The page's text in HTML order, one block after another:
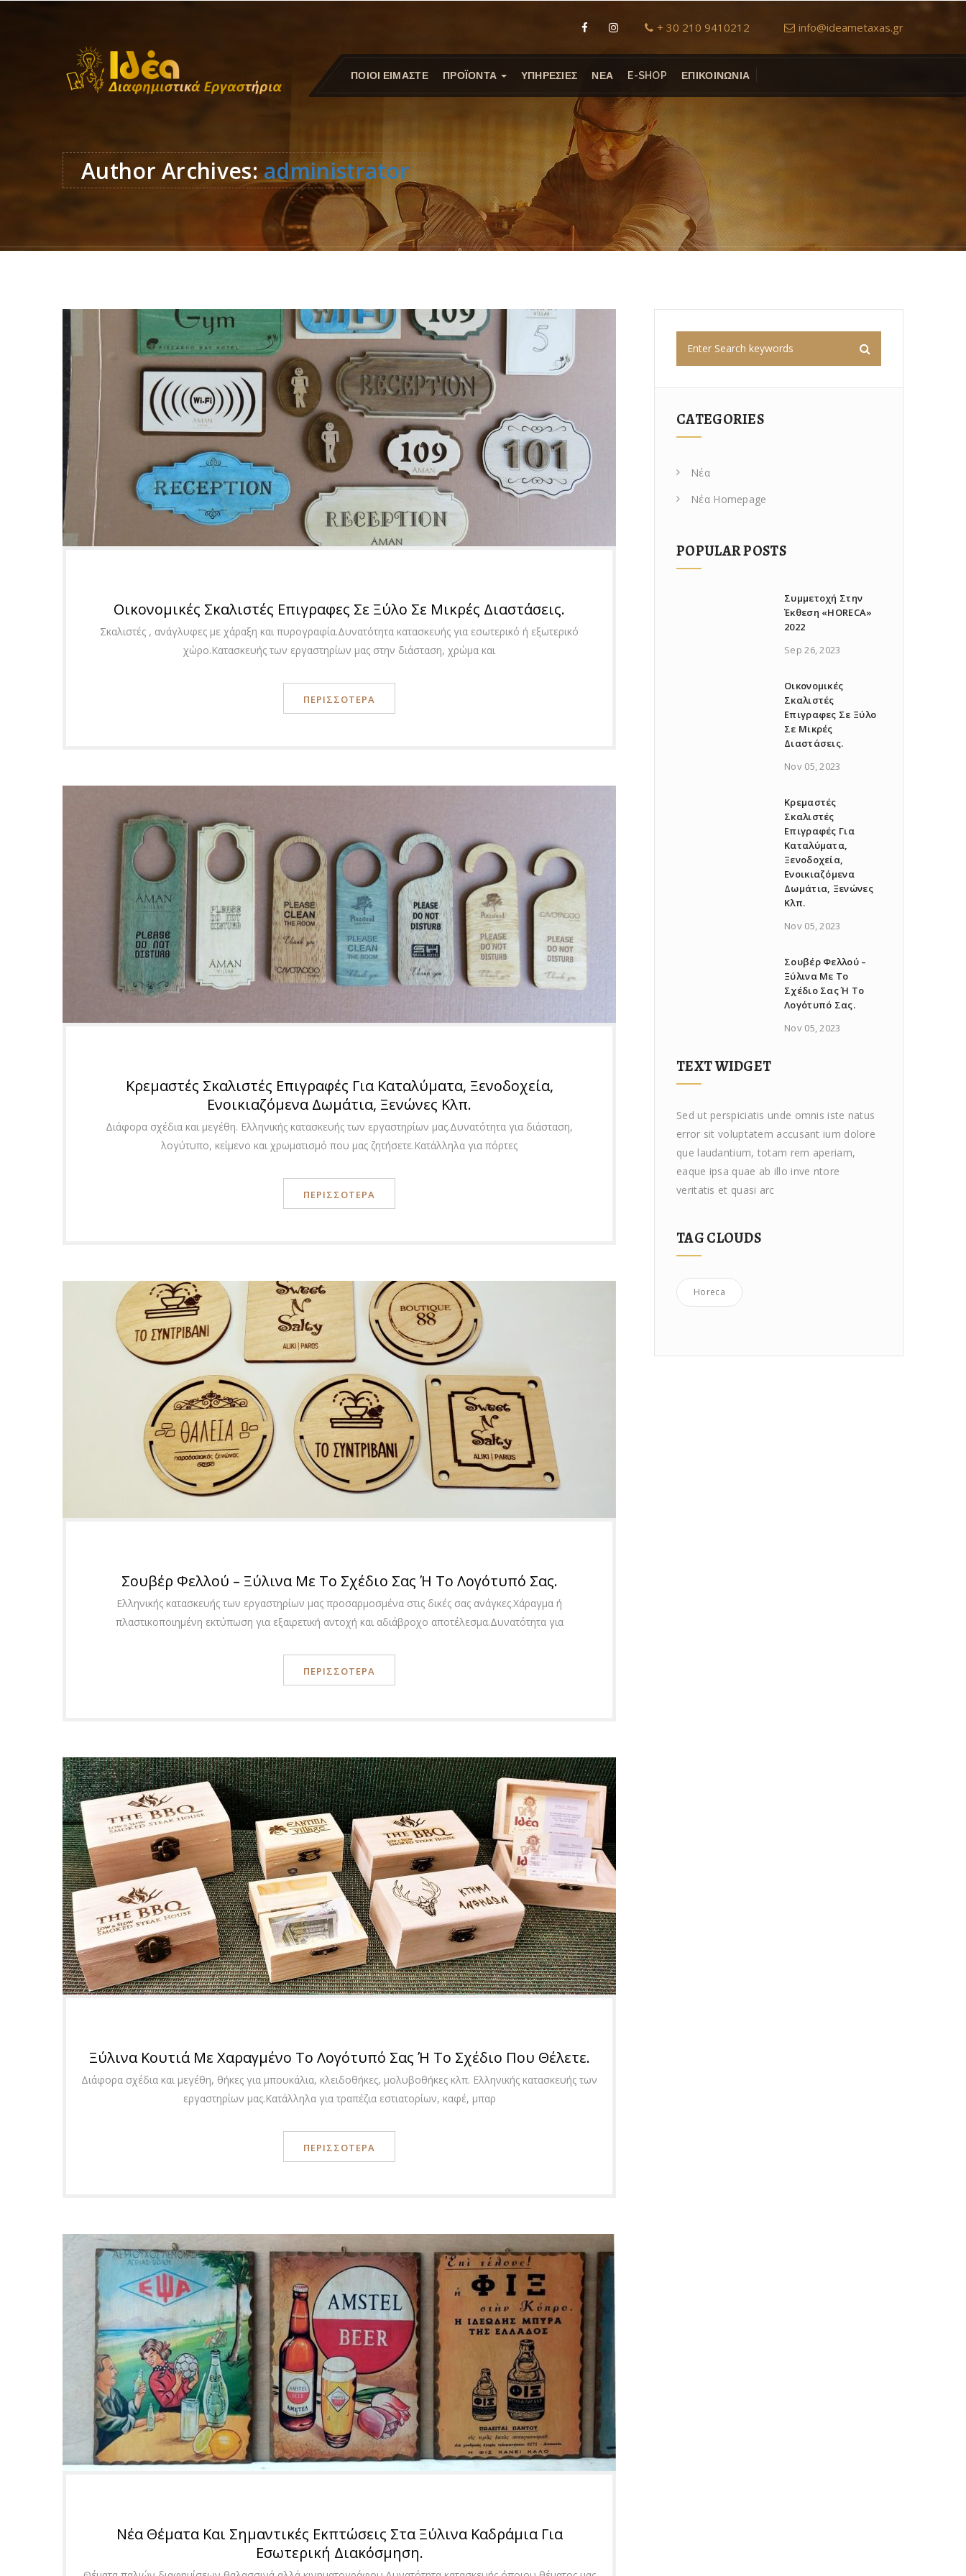
+ 30 210 9410212 info@ideametaxas.gr
ΠΟΙΟΙ ΕΙΜΑΣΤΕ ΠΡΟΪΟΝΤΑ ΥΠΗΡΕΣΙΕΣ ΝΕΑ E-SHOP ΕΠΙΚΟΙΝΩΝΙΑ
Author Archives:administrator
Οικονομικές Σκαλιστές Επιγραφες Σε Ξύλο Σε Μικρές Διαστάσεις.
Σκαλιστές , ανάγλυφες με χάραξη και πυρογραφία.Δυνατότητα κατασκευής για εσωτερικό ή εξωτερικό
χώρο.Κατασκευής των εργαστηρίων μας στην διάσταση, χρώμα και
ΠΕΡΙΣΣΟΤΕΡΑ
Κρεμαστές Σκαλιστές Επιγραφές Για Καταλύματα, Ξενοδοχεία,
Ενοικιαζόμενα Δωμάτια, Ξενώνες Κλπ.
Διάφορα σχέδια και μεγέθη. Ελληνικής κατασκευής των εργαστηρίων μας.Δυνατότητα για διάσταση,
λογύτυπο, κείμενο και χρωματισμό που μας ζητήσετε.Κατάλληλα για πόρτες
ΠΕΡΙΣΣΟΤΕΡΑ
Σουβέρ Φελλού – Ξύλινα Με Το Σχέδιο Σας Ή Το Λογότυπό Σας.
Ελληνικής κατασκευής των εργαστηρίων μας προσαρμοσμένα στις δικές σας ανάγκες.Χάραγμα ή
πλαστικοποιημένη εκτύπωση για εξαιρετική αντοχή και αδιάβροχο αποτέλεσμα.Δυνατότητα για
ΠΕΡΙΣΣΟΤΕΡΑ
Ξύλινα Κουτιά Με Χαραγμένο Το Λογότυπό Σας Ή Το Σχέδιο Που Θέλετε.
Διάφορα σχέδια και μεγέθη, θήκες για μπουκάλια, κλειδοθήκες, μολυβοθήκες κλπ. Ελληνικής κατασκευής των
εργαστηρίων μας.Κατάλληλα για τραπέζια εστιατορίων, καφέ, μπαρ
ΠΕΡΙΣΣΟΤΕΡΑ
Nέα Θέματα Και Σημαντικές Εκπτώσεις Στα Ξύλινα Καδράμια Για
Εσωτερική Διακόσμηση.
CATEGORIES
Νέα
Νέα Homepage
POPULAR POSTS
Συμμετοχή Στην
Έκθεση «ΗΟRECA»
2022
Sep 26, 2023
Οικονομικές
Σκαλιστές
Επιγραφες Σε Ξύλο
Σε Μικρές
Διαστάσεις.
Nov 05, 2023
Κρεμαστές
Σκαλιστές
Επιγραφές Για
Καταλύματα,
Ξενοδοχεία,
Ενοικιαζόμενα
Δωμάτια, Ξενώνες
Κλπ.
Nov 05, 2023
Σουβέρ Φελλού –
Ξύλινα Με Το
Σχέδιο Σας Ή Το
Λογότυπό Σας.
Nov 05, 2023
TEXT WIDGET
Sed ut perspiciatis unde omnis iste natus
error sit voluptatem accusant ium dolore
que laudantium, totam rem aperiam,
eaque ipsa quae ab illo inve ntore
veritatis et quasi arc
TAG CLOUDS
Horeca